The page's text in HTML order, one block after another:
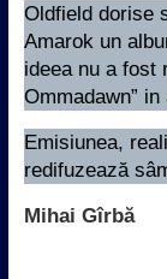
Oldfield dorise
Amarok un
ideea nu a fost
Ommadawn” in
Emisiunea,
redifuzează
Mihai Gîrbă